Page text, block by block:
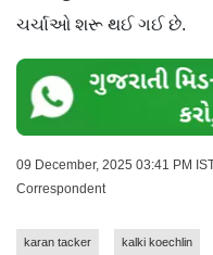
ચર્ચાઓ શરૂ થઈ ગઈ છે.
09 December, 2025 03:41 PM
Correspondent
karan tacker kalki koechlin